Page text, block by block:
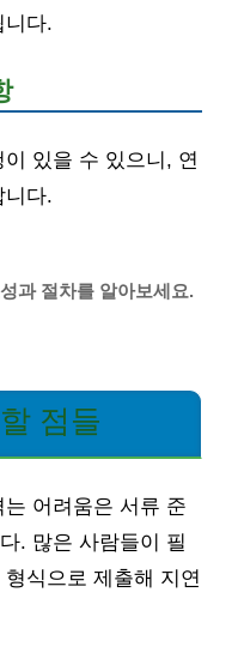
니다.
있을 수 있으니, 연
니다.
과 절차를 알아보세요.
점들
어려움은 서류 준
. 많은 사람들이 필
식으로 제출해 지연